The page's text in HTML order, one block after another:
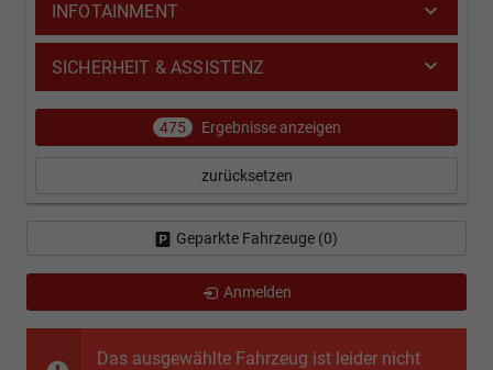
Das ausgewählte Fahrzeug ist leider nicht
INFOTAINMENT
SICHERHEIT & ASSISTENZ
475 Ergebnisse anzeigen
zurücksetzen
Geparkte Fahrzeuge (0)
Anmelden